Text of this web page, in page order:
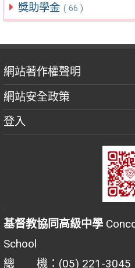
獎助學金 ( 66 )
網站著作權聲明
網站安全政策
登入
基督教協同高級中學
School
總 機：(05) 221-3045